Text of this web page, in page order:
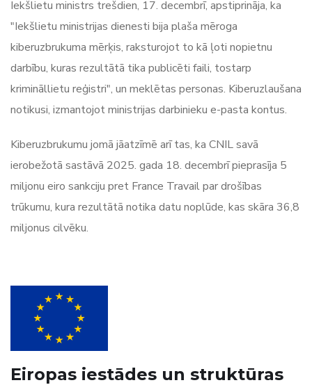
Iekšlietu ministrs trešdien, 17. decembrī, apstiprināja, ka
"Iekšlietu ministrijas dienesti bija plaša mēroga
kiberuzbrukuma mērķis, raksturojot to kā ļoti nopietnu
darbību, kuras rezultātā tika publicēti faili, tostarp
krimināllietu reģistri", un meklētas personas. Kiberuzlaušana
notikusi, izmantojot ministrijas darbinieku e-pasta kontus.
Kiberuzbrukumu jomā jāatzīmē arī tas, ka CNIL savā
ierobežotā sastāvā 2025. gada 18. decembrī pieprasīja 5
miljonu eiro sankciju pret France Travail par drošības
trūkumu, kura rezultātā notika datu noplūde, kas skāra 36,8
miljonus cilvēku.
Eiropas iestādes un struktūras